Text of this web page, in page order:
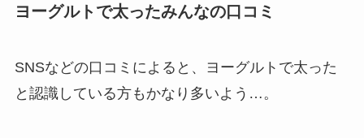
ヨーグルトで太ったみんなの口コミ
SNSなどの口コミによると、ヨーグルトで太った
と認識している方もかなり多いよう…。